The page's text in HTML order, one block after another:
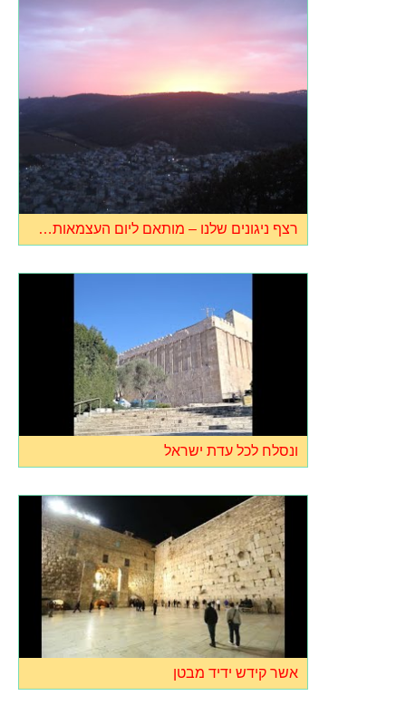
רצף ניגונים שלנו – מותאם ליום העצמאות…
ונסלח לכל עדת ישראל
אשר קידש ידיד מבטן